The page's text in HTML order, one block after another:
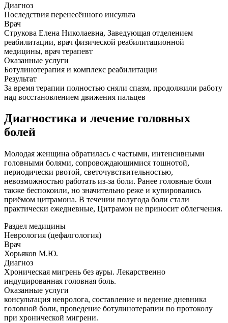
Диагноз
Последствия перенесённого инсульта
Врач
Струкова Елена Николаевна, Заведующая отделением
реабилитации, врач физической реабилитационной
медицины, врач терапевт
Оказанные услуги
Ботулинотерапия и комплекс реабилитации
Результат
За время терапии полностью сняли спазм, продолжили работу
над восстановлением движения пальцев
Диагностика и лечение головных
болей
Молодая женщина обратилась с частыми, интенсивными
головными болями, сопровождающимися тошнотой,
периодически рвотой, светочувствительностью,
невозможностью работать из-за боли. Ранее головные боли
также беспокоили, но значительно реже и купировались
приёмом цитрамона. В течении полугода боли стали
практически ежедневные, Цитрамон не приносит облегчения.
Раздел медицины
Неврология (цефалгология)
Врач
Хорьяков М.Ю.
Диагноз
Хроническая мигрень без ауры. Лекарственно
индуцированная головная боль.
Оказанные услуги
консультация невролога, составление и ведение дневника
головной боли, проведение ботулинотерапии по протоколу
при хронической мигрени.